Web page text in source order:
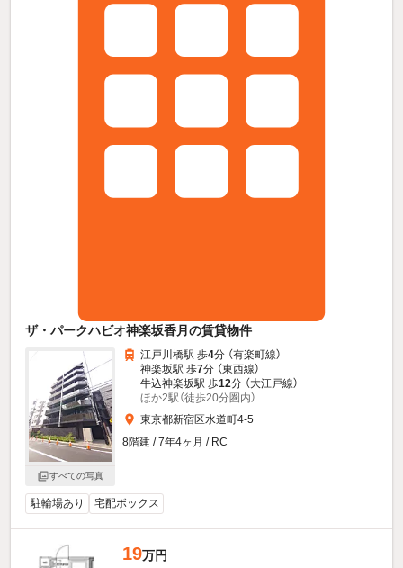
ザ・パークハビオ神楽坂香月の賃貸物件
すべての写真
江戸川橋駅 歩4分 （有楽町線）
神楽坂駅 歩7分 （東西線）
牛込神楽坂駅 歩12分 （大江戸線）
ほか2駅（徒歩20分圏内）
東京都新宿区水道町4-5
8階建 / 7年4ヶ月 / RC
駐輪場あり 宅配ボックス
19万円